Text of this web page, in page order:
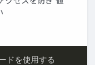
を使⽤する